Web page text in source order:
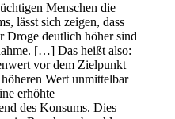
Menschen die
lässt sich zeigen, dass
Droge deutlich höher sind
[…] Das heißt also:
vor dem Zielpunkt
Wert unmittelbar
erhöhte
des Konsums. Dies